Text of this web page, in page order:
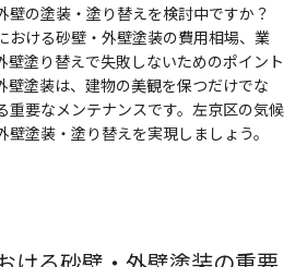
ー
施工事例
会社概要
採用情報
新卒採用 中途採用
壁の塗装・塗り替えを検討中ですか？
おける砂壁・外壁塗装の費用相場、業
壁塗り替えで失敗しないためのポイント
壁塗装は、建物の美観を保つだけでな
重要なメンテナンスです。左京区の気候
塗装・塗り替えを実現しましょう。